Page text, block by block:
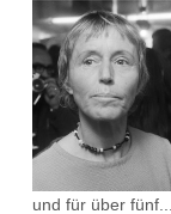
und für über fünf...